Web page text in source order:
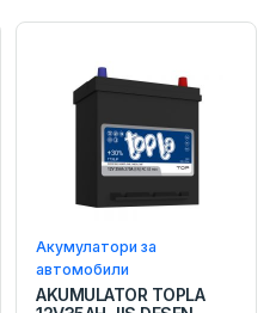
Акумулатори за
автомобили
AKUMULATOR TOPLA